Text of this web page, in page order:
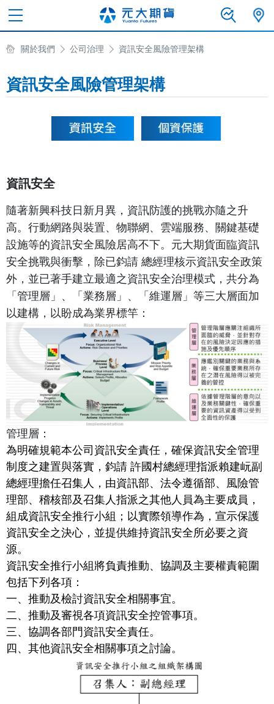
關於我們 公司治理 資訊安全風險管理架構
資訊安全風險管理架構
資訊安全
隨著新興科技日新月異，資訊防護的挑戰亦隨之升
高。行動網路與裝置、物聯網、雲端服務、關鍵基礎
設施等的資訊安全風險居高不下。元大期貨面臨資訊
安全挑戰與衝擊，除已鈞請 總經理核示資訊安全政策
外，並已著手建立最適之資訊安全治理模式，共分為
「管理層」、「業務層」、「維運層」等三大層面加
以建構，以盼成為業界標竿：
管理層：
為明確規範本公司資訊安全責任，確保資訊安全管理
制度之建置與落實，鈞請 許國村總經理指派賴建岏副
總經理擔任召集人，由資訊部、法令遵循部、風險管
理部、稽核部及召集人指派之其他人員為主要成員，
組成資訊安全推行小組；以實際領導作為，宣示保護
資訊安全之決心，並提供維持資訊安全所必要之資
源。
資訊安全推行小組將負責推動、協調及主要權責範圍
包括下列各項：
一、推動及檢討資訊安全相關事宜。
二、推動及審視各項資訊安全控管事項。
三、協調各部門資訊安全責任。
四、其他資訊安全相關事項之討論。